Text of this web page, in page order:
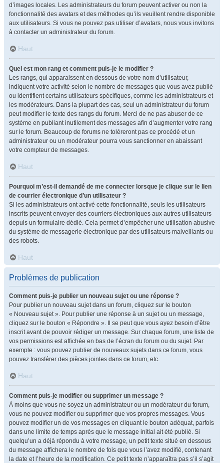
d’images locales. Les administrateurs du forum peuvent activer ou non la
fonctionnalité des avatars et des méthodes qu’ils veuillent rendre disponible
aux utilisateurs. Si vous ne pouvez pas utiliser d’avatars, nous vous invitons
à contacter un administrateur du forum.
Haut
Quel est mon rang et comment puis-je le modifier ?
Les rangs, qui apparaissent en dessous de votre nom d’utilisateur,
indiquent votre activité selon le nombre de messages que vous avez publié
ou identifient certains utilisateurs spécifiques, comme les administrateurs et
les modérateurs. Dans la plupart des cas, seul un administrateur du forum
peut modifier le texte des rangs du forum. Merci de ne pas abuser de ce
système en publiant inutilement des messages afin d’augmenter votre rang
sur le forum. Beaucoup de forums ne toléreront pas ce procédé et un
administrateur ou un modérateur pourra vous sanctionner en abaissant
votre compteur de messages.
Haut
Pourquoi m’est-il demandé de me connecter lorsque je clique sur le lien
de courrier électronique d’un utilisateur ?
Si les administrateurs ont activé cette fonctionnalité, seuls les utilisateurs
inscrits peuvent envoyer des courriers électroniques aux autres utilisateurs
depuis un formulaire dédié. Cela permet d’empêcher une utilisation abusive
du système de messagerie électronique par des utilisateurs malveillants ou
des robots.
Haut
Problèmes de publication
Comment puis-je publier un nouveau sujet ou une réponse ?
Pour publier un nouveau sujet dans un forum, cliquez sur le bouton
« Nouveau sujet ». Pour publier une réponse à un sujet ou un message,
cliquez sur le bouton « Répondre ». Il se peut que vous ayez besoin d’être
inscrit avant de pouvoir rédiger un message. Sur chaque forum, une liste de
vos permissions est affichée en bas de l’écran du forum ou du sujet. Par
exemple : vous pouvez publier de nouveaux sujets dans ce forum, vous
pouvez transférer des pièces jointes dans ce forum, etc.
Haut
Comment puis-je modifier ou supprimer un message ?
À moins que vous ne soyez un administrateur ou un modérateur du forum,
vous ne pouvez modifier ou supprimer que vos propres messages. Vous
pouvez modifier un de vos messages en cliquant le bouton adéquat, parfois
dans une limite de temps après que le message initial ait été publié. Si
quelqu’un a déjà répondu à votre message, un petit texte situé en dessous
du message affichera le nombre de fois que vous l’avez modifié, contenant
la date et l’heure de la modification. Ce petit texte n’apparaîtra pas s’il s’agit